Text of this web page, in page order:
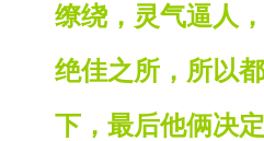
缭绕，灵气逼人
绝佳之所，所以
下，最后他俩决